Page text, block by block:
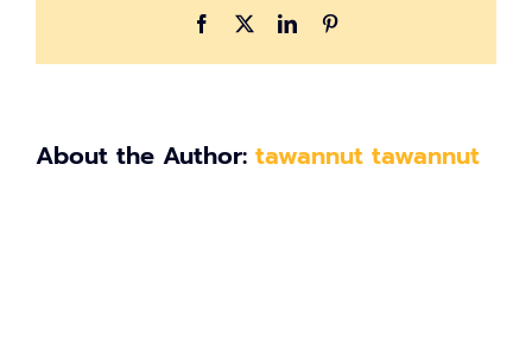
Facebook LinkedIn
About the Author: tawannut tawannut